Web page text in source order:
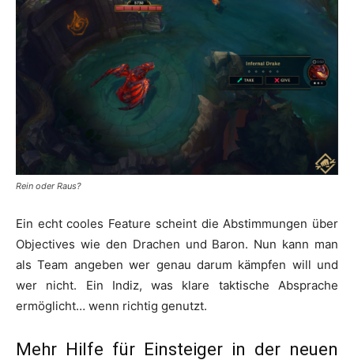
Rein oder Raus?
Ein echt cooles Feature scheint die Abstimmungen über
Objectives wie den Drachen und Baron. Nun kann man
als Team angeben wer genau darum kämpfen will und
wer nicht. Ein Indiz, was klare taktische Absprache
ermöglicht… wenn richtig genutzt.
Mehr Hilfe für Einsteiger in der neuen